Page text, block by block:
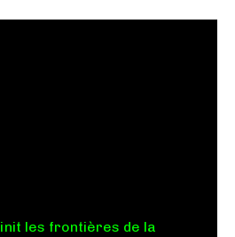
les frontières de la